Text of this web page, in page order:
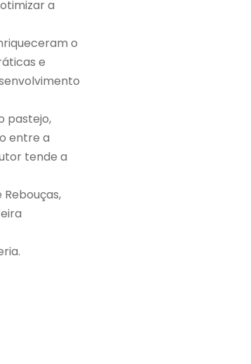
a
o
e
pastejo,
entre a
tende a